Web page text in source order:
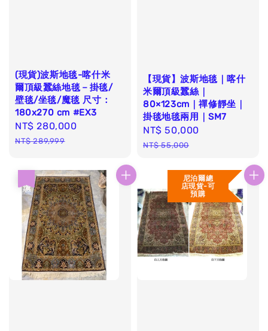
(現貨)波斯地毯-喀什米
爾頂級蠶絲地毯－掛毯/
壁毯/坐毯/魔毯 尺寸：
180x270 cm #EX3
Sale
price
NT$ 280,000
NT$ 289,999
【現貨】波斯地毯｜喀什
米爾頂級蠶絲｜
80×123cm｜禪修靜坐｜
掛毯地毯兩用｜SM7
Sale
price
NT$ 50,000
NT$ 55,000
尼泊爾總
店現貨-可
預購